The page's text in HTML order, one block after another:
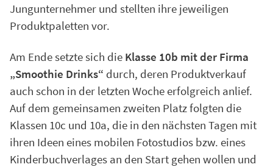
Jungunternehmer und stellten ihre jeweiligen
Produktpaletten vor.
Am Ende setzte sich die Klasse 10b mit der Firma
„Smoothie Drinks“ durch, deren Produktverkauf
auch schon in der letzten Woche erfolgreich anlief.
Auf dem gemeinsamen zweiten Platz folgten die
Klassen 10c und 10a, die in den nächsten Tagen mit
ihren Ideen eines mobilen Fotostudios bzw. eines
Kinderbuchverlages an den Start gehen wollen und